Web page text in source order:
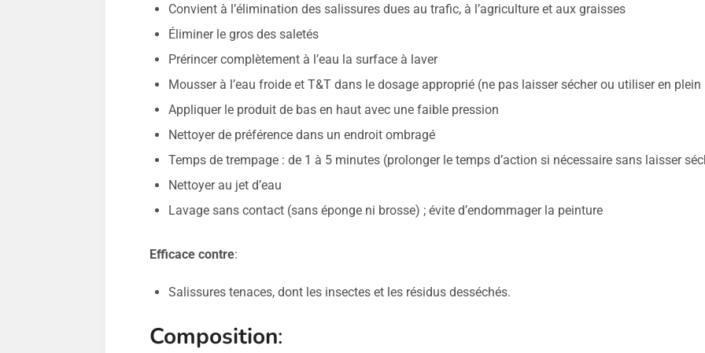
Convient à l’élimination des salissures dues au trafic, à l’agriculture et aux graisses
Éliminer le gros des saletés
Prérincer complètement à l’eau la surface à laver
Mousser à l’eau froide et T&T dans le dosage approprié (ne pas laisser sécher ou utiliser en plein
Appliquer le produit de bas en haut avec une faible pression
Nettoyer de préférence dans un endroit ombragé
Temps de trempage : de 1 à 5 minutes (prolonger le temps d’action si nécessaire sans laisser
Nettoyer au jet d’eau
Lavage sans contact (sans éponge ni brosse) ; évite d’endommager la peinture
Efficace contre:
Salissures tenaces, dont les insectes et les résidus desséchés.
Composition: